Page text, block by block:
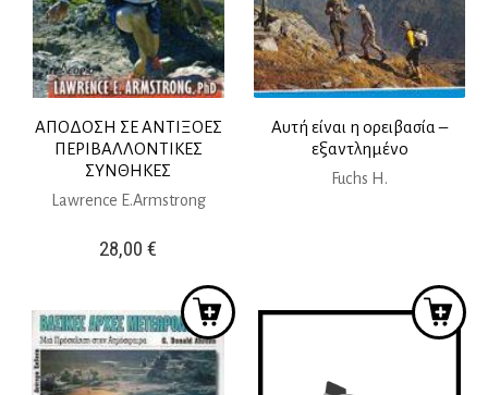
ΑΠΟΔΟΣΗ ΣΕ ΑΝΤΙΞΟΕΣ
ΠΕΡΙΒΑΛΛΟΝΤΙΚΕΣ
ΣΥΝΘΗΚΕΣ
Lawrence E.Armstrong
28,00€
Αυτή είναι η ορειβασία –
εξαντλημένο
Fuchs H.